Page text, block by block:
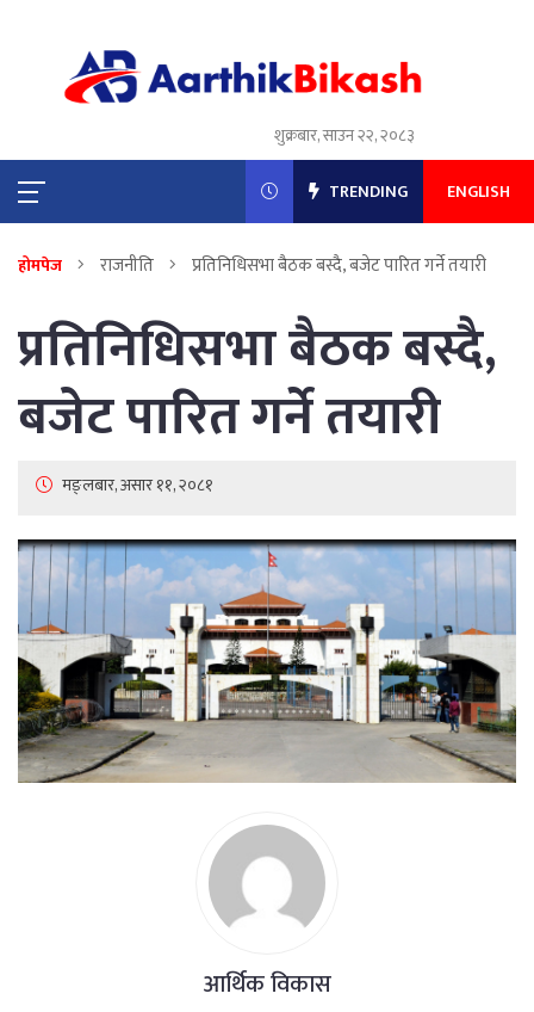
शुक्रबार, साउन २२, २०८३
TRENDING ENGLISH
होमपेज राजनीति प्रतिनिधिसभा बैठक बस्दै, बजेट पारित गर्ने तयारी
प्रतिनिधिसभा बैठक बस्दै,
बजेट पारित गर्ने तयारी
मङ्लबार, असार ११, २०८१
आर्थिक विकास